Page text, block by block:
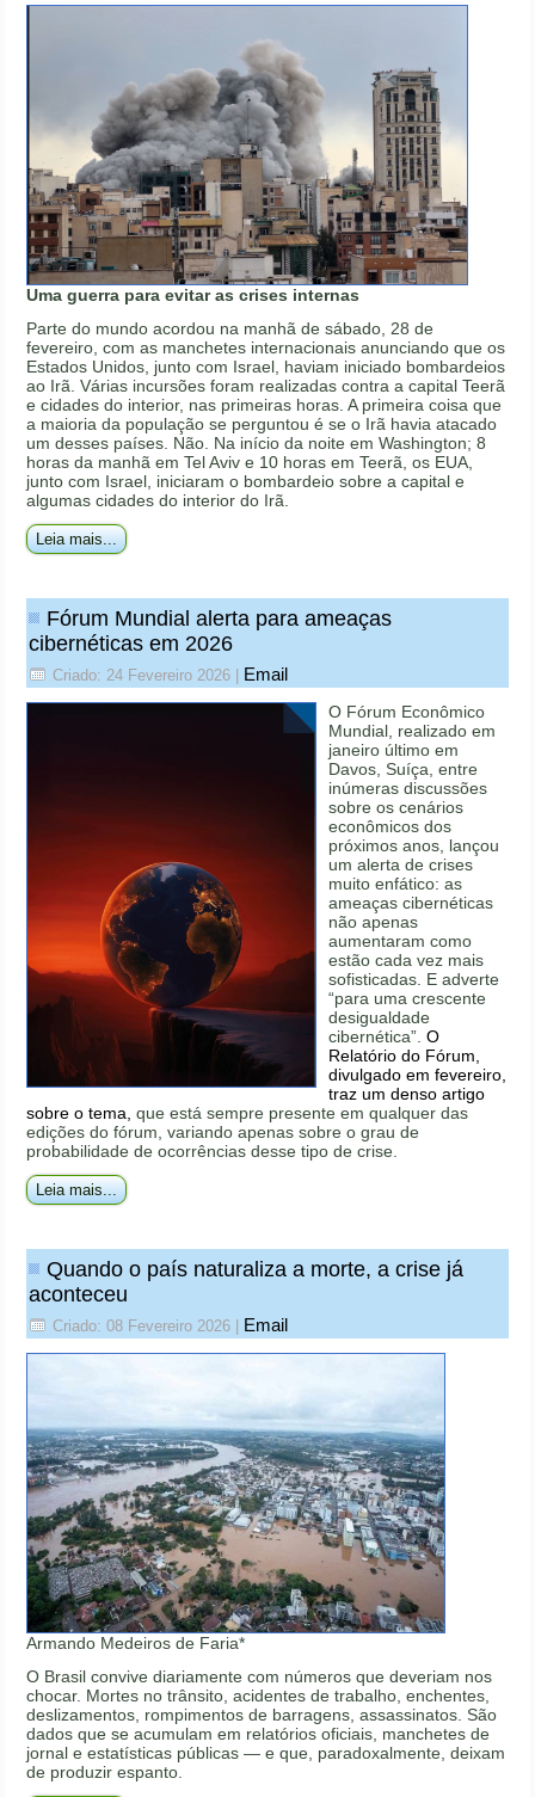
Uma guerra para evitar as crises internas
Parte do mundo acordou na manhã de sábado, 28 de
fevereiro, com as manchetes internacionais anunciando que os
Estados Unidos, junto com Israel, haviam iniciado bombardeios
ao Irã. Várias incursões foram realizadas contra a capital Teerã
e cidades do interior, nas primeiras horas. A primeira coisa que
a maioria da população se perguntou é se o Irã havia atacado
um desses países. Não. Na início da noite em Washington; 8
horas da manhã em Tel Aviv e 10 horas em Teerã, os EUA,
junto com Israel, iniciaram o bombardeio sobre a capital e
algumas cidades do interior do Irã.
Leia mais...
Fórum Mundial alerta para ameaças
cibernéticas em 2026
Criado: 24 Fevereiro 2026 Email
O Fórum Econômico
Mundial, realizado em
janeiro último em
Davos, Suíça, entre
inúmeras discussões
sobre os cenários
econômicos dos
próximos anos, lançou
um alerta de crises
muito enfático: as
ameaças cibernéticas
não apenas
aumentaram como
estão cada vez mais
sofisticadas. E adverte
“para uma crescente
desigualdade
cibernética”.O
Relatório do Fórum,
divulgado em fevereiro,
traz um denso artigo
sobre o tema, que está sempre presente em qualquer das
edições do fórum, variando apenas sobre o grau de
probabilidade de ocorrências desse tipo de crise.
Leia mais...
Quando o país naturaliza a morte, a crise já
aconteceu
Criado: 08 Fevereiro 2026 Email
Armando Medeiros de Faria*
O Brasil convive diariamente com números que deveriam nos
chocar. Mortes no trânsito, acidentes de trabalho, enchentes,
deslizamentos, rompimentos de barragens, assassinatos. São
dados que se acumulam em relatórios oficiais, manchetes de
jornal e estatísticas públicas — e que, paradoxalmente, deixam
de produzir espanto.